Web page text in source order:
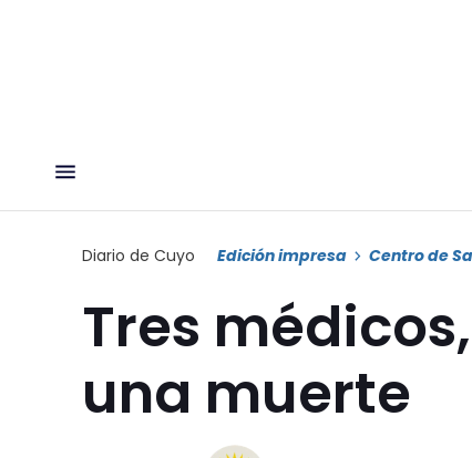
Diario de Cuyo Edición impresa Centro de
Tres
una muerte